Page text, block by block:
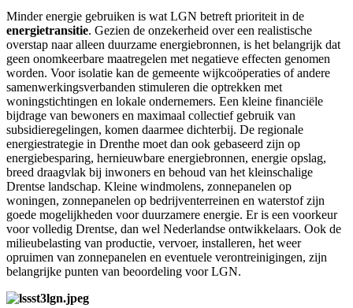
Minder energie gebruiken is wat LGN betreft prioriteit in de
energietransitie. Gezien de onzekerheid over een realistische
overstap naar alleen duurzame energiebronnen, is het belangrijk dat
geen onomkeerbare maatregelen met negatieve effecten genomen
worden. Voor isolatie kan de gemeente wijkcoöperaties of andere
samenwerkingsverbanden stimuleren die optrekken met
woningstichtingen en lokale ondernemers. Een kleine financiële
bijdrage van bewoners en maximaal collectief gebruik van
subsidieregelingen, komen daarmee dichterbij. De regionale
energiestrategie in Drenthe moet dan ook gebaseerd zijn op
energiebesparing, hernieuwbare energiebronnen, energie opslag,
breed draagvlak bij inwoners en behoud van het kleinschalige
Drentse landschap. Kleine windmolens, zonnepanelen op
woningen, zonnepanelen op bedrijventerreinen en waterstof zijn
goede mogelijkheden voor duurzamere energie. Er is een voorkeur
voor volledig Drentse, dan wel Nederlandse ontwikkelaars. Ook de
milieubelasting van productie, vervoer, installeren, het weer
opruimen van zonnepanelen en eventuele verontreinigingen, zijn
belangrijke punten van beoordeling voor LGN.